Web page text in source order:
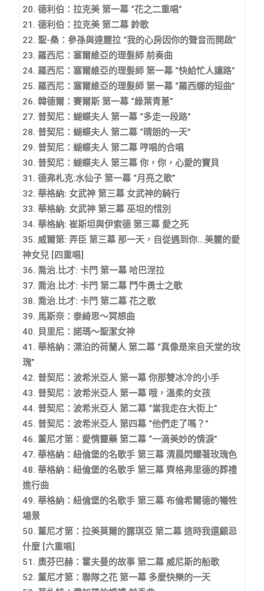
20. 德利伯：拉克美 第一幕 “花之二重唱”
21. 德利伯：拉克美 第二幕 鈴歌
22. 聖-桑：參孫與達麗拉 “我的心房因你的聲音而開啟”
23. 羅西尼：塞爾維亞的理髮師 前奏曲
24. 羅西尼：塞爾維亞的理髮師 第一幕 “快給忙人讓路”
25. 羅西尼：塞爾維亞的理髮師 第一幕 “羅西娜的短曲”
26. 韓德爾：賽爾斯 第一幕 “綠葉青蔥”
27. 普契尼：蝴蝶夫人 第一幕 “多走一段路”
28. 普契尼：蝴蝶夫人 第二幕 “晴朗的一天”
29. 普契尼：蝴蝶夫人 第二幕 哼唱的合唱
30. 普契尼：蝴蝶夫人 第三幕 你，你，心愛的寶貝
31. 德弗札克:水仙子 第一幕 “月亮之歌”
32. 華格納: 女武神 第三幕 女武神的騎行
33. 華格納: 女武神 第三幕 巫坦的惜別
34. 華格納: 崔斯坦與伊索德 第三幕 愛之死
35. 威爾第: 弄臣 第三幕 那一天，自從遇到你…美麗的愛
神女兒 [四重唱]
36. 喬治.比才: 卡門 第一幕 哈巴涅拉
37. 喬治.比才: 卡門 第二幕 鬥牛勇士之歌
38. 喬治.比才: 卡門 第二幕 花之歌
39. 馬斯奈：泰綺思～冥想曲
40. 貝里尼：諾瑪～聖潔女神
41. 華格納：漂泊的荷蘭人 第二幕 “真像是來自天堂的玫
瑰”
42. 普契尼：波希米亞人 第一幕 你那雙冰冷的小手
43. 普契尼：波希米亞人 第一幕 哦，溫柔的女孩
44. 普契尼：波希米亞人 第二幕 “當我走在大街上”
45. 普契尼：波希米亞人 第四幕 “他們走了嗎？”
46. 董尼才第：愛情靈藥 第二幕 “一滴美妙的情淚”
47. 華格納：紐倫堡的名歌手 第三幕 清晨閃耀著玫瑰色
48. 華格納：紐倫堡的名歌手 第三幕 齊格弗里德的葬禮
進行曲
49. 華格納：紐倫堡的名歌手 第三幕 布倫希爾德的犧牲
場景
50. 董尼才第：拉美莫爾的露琪亞 第二幕 這時我還顧忌
什麼 [六重唱]
51. 奧芬巴赫：霍夫曼的故事 第二幕 威尼斯的船歌
52. 董尼才第：聯隊之花 第一幕 多麼快樂的一天